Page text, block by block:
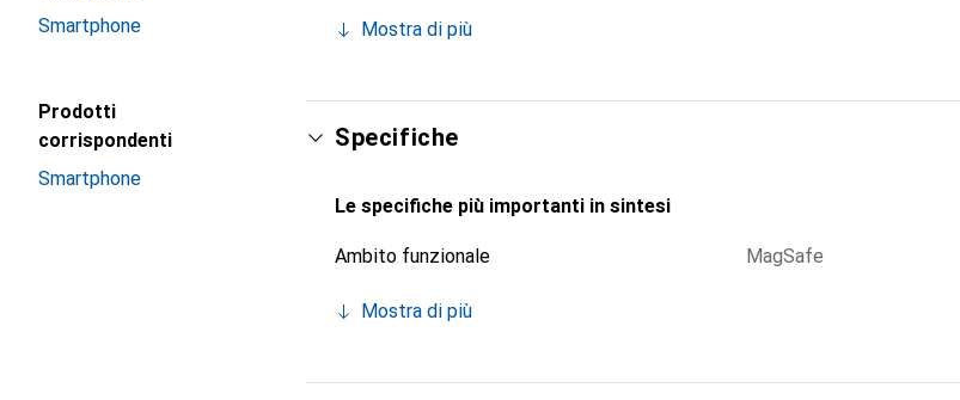
Smartphone
Prodotti
corrispondenti
Smartphone
clientela esigente.
Mostra di più
Specifiche
Le specifiche più importanti in sintesi
Ambito funzionale MagSafe
Mostra di più